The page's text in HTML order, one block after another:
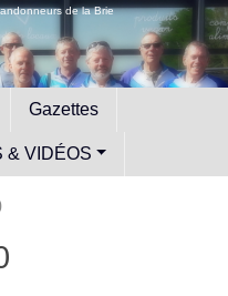
de la Brie
Gazettes
& VIDÉOS